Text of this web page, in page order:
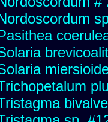
bivalve